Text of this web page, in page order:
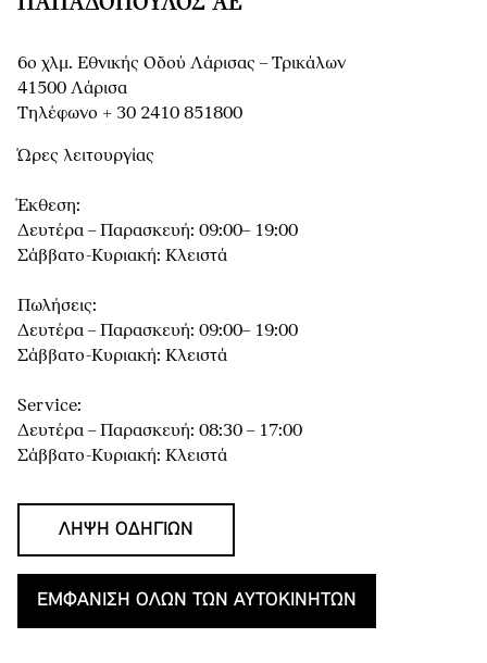
6ο χλμ. Εθνικής Οδού Λάρισας – Τρικάλων
41500 Λάρισα
Τηλέφωνο + 30 2410 851800
Ώρες λειτουργίας
Έκθεση:
Δευτέρα – Παρασκευή: 09:00– 19:00
Σάββατο-Κυριακή: Κλειστά
Πωλήσεις:
Δευτέρα – Παρασκευή: 09:00– 19:00
Σάββατο-Κυριακή: Κλειστά
Service:
Δευτέρα – Παρασκευή: 08:30 – 17:00
Σάββατο-Κυριακή: Κλειστά
ΛΉΨΗ ΟΔΗΓΙΏΝ
ΕΜΦΆΝΙΣΗ ΌΛΩΝ ΤΩΝ ΑΥΤΟΚΙΝΉΤΩΝ